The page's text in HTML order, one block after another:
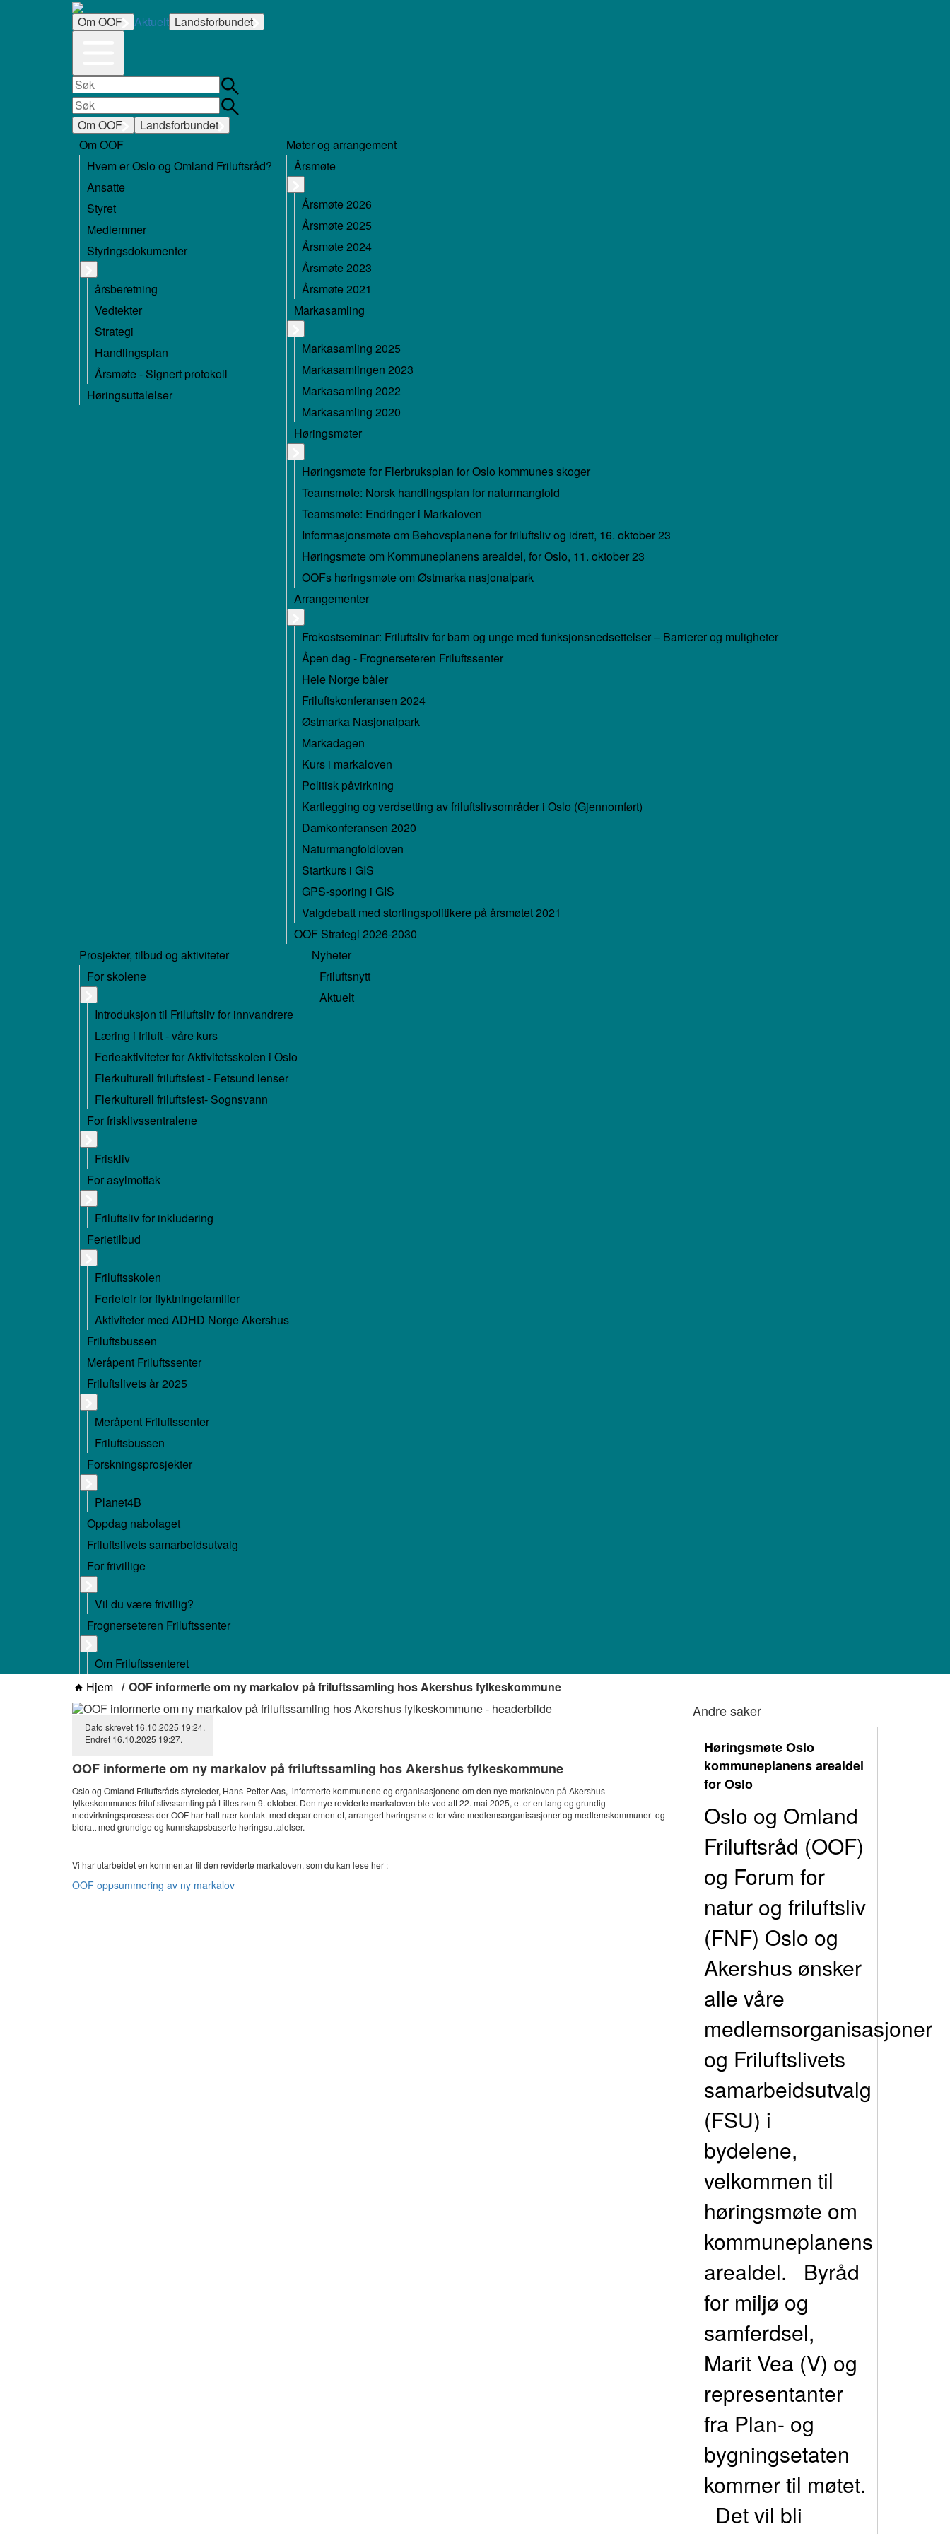
Om OOF Aktuelt Landsforbundet
Om OOF
Landsforbundet
Om OOF
Hvem er Oslo og Omland Friluftsråd?
Ansatte
Styret
Medlemmer
Styringsdokumenter
årsberetning
Vedtekter
Strategi
Handlingsplan
Årsmøte - Signert protokoll
Høringsuttalelser
Møter og arrangement
Årsmøte
Årsmøte 2026
Årsmøte 2025
Årsmøte 2024
Årsmøte 2023
Årsmøte 2021
Markasamling
Markasamling 2025
Markasamlingen 2023
Markasamling 2022
Markasamling 2020
Høringsmøter
Høringsmøte for Flerbruksplan for Oslo kommunes skoger
Teamsmøte: Norsk handlingsplan for naturmangfold
Teamsmøte: Endringer i Markaloven
Informasjonsmøte om Behovsplanene for friluftsliv og idrett, 16. oktober 23
Høringsmøte om Kommuneplanens arealdel, for Oslo, 11. oktober 23
OOFs høringsmøte om Østmarka nasjonalpark
Arrangementer
Frokostseminar: Friluftsliv for barn og unge med funksjonsnedsettelser – Barrierer og muligheter
Åpen dag - Frognerseteren Friluftssenter
Hele Norge båler
Friluftskonferansen 2024
Østmarka Nasjonalpark
Markadagen
Kurs i markaloven
Politisk påvirkning
Kartlegging og verdsetting av friluftslivsområder i Oslo (Gjennomført)
Damkonferansen 2020
Naturmangfoldloven
Startkurs i GIS
GPS-sporing i GIS
Valgdebatt med stortingspolitikere på årsmøtet 2021
OOF Strategi 2026-2030
Prosjekter, tilbud og aktiviteter
For skolene
Introduksjon til Friluftsliv for innvandrere
Læring i friluft - våre kurs
Ferieaktiviteter for Aktivitetsskolen i Oslo
Flerkulturell friluftsfest - Fetsund lenser
Flerkulturell friluftsfest- Sognsvann
For frisklivssentralene
Friskliv
For asylmottak
Friluftsliv for inkludering
Ferietilbud
Friluftsskolen
Ferieleir for flyktningefamilier
Aktiviteter med ADHD Norge Akershus
Friluftsbussen
Meråpent Friluftssenter
Friluftslivets år 2025
Meråpent Friluftssenter
Friluftsbussen
Forskningsprosjekter
Planet4B
Oppdag nabolaget
Friluftslivets samarbeidsutvalg
For frivillige
Vil du være frivillig?
Frognerseteren Friluftssenter
Om Friluftssenteret
Nyheter
Friluftsnytt
Aktuelt
Hjem OOF informerte om ny markalov på friluftssamling hos Akershus fylkeskommune
Dato skrevet 16.10.2025 19:24.
Endret 16.10.2025 19:27.
OOF informerte om ny markalov på friluftssamling hos Akershus fylkeskommune
Oslo og Omland Friluftsråds styreleder, Hans-Petter Aas, informerte kommunene og organisasjonene om den nye markaloven på Akershus
fylkeskommunes friluftslivssamling på Lillestrøm 9. oktober. Den nye reviderte markaloven ble vedtatt 22. mai 2025, etter en lang og grundig
medvirkningsprosess der OOF har hatt nær kontakt med departementet, arrangert høringsmøte for våre medlemsorganisasjoner og medlemskommuner og
bidratt med grundige og kunnskapsbaserte høringsuttalelser.
Vi har utarbeidet en kommentar til den reviderte markaloven, som du kan lese her :
OOF oppsummering av ny markalov
Andre saker
Høringsmøte Oslo
kommuneplanens arealdel
for Oslo
Oslo og Omland
Friluftsråd (OOF)
og Forum for
natur og friluftsliv
(FNF) Oslo og
Akershus ønsker
alle våre
medlemsorganisasjoner
og Friluftslivets
samarbeidsutvalg
(FSU) i
bydelene,
velkommen til
høringsmøte om
kommuneplanens
arealdel. Byråd
for miljø og
samferdsel,
Marit Vea (V) og
representanter
fra Plan- og
bygningsetaten
kommer til møtet.
Det vil bli